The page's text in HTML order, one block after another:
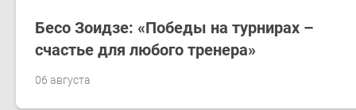
06 августа
Бесо Зоидзе: «Победы на турнирах –
счастье для любого тренера»